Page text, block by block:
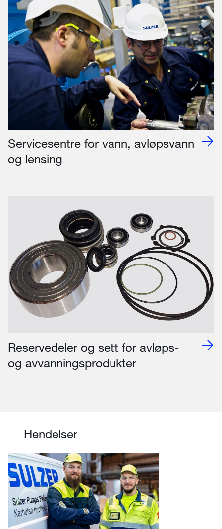
Servicesentre for vann, avløpsvann
og lensing
Reservedeler og sett for avløps-
og avvanningsprodukter
Hendelser